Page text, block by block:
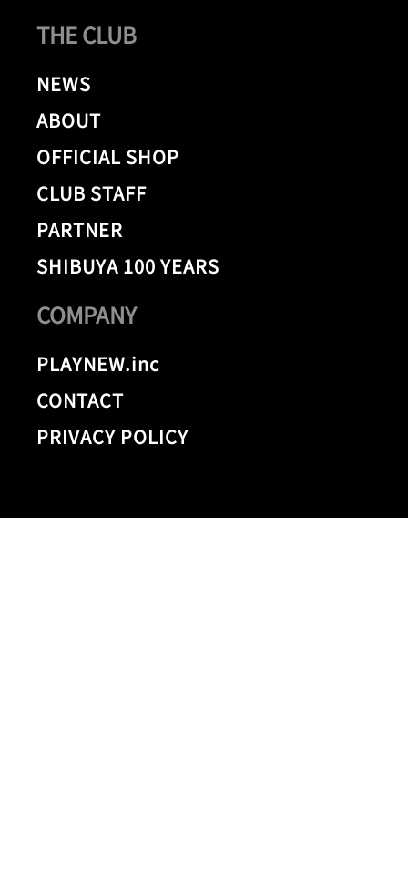
THE CLUB
NEWS
ABOUT
OFFICIAL SHOP
CLUB STAFF
PARTNER
SHIBUYA 100 YEARS
COMPANY
PLAYNEW.inc
CONTACT
PRIVACY POLICY